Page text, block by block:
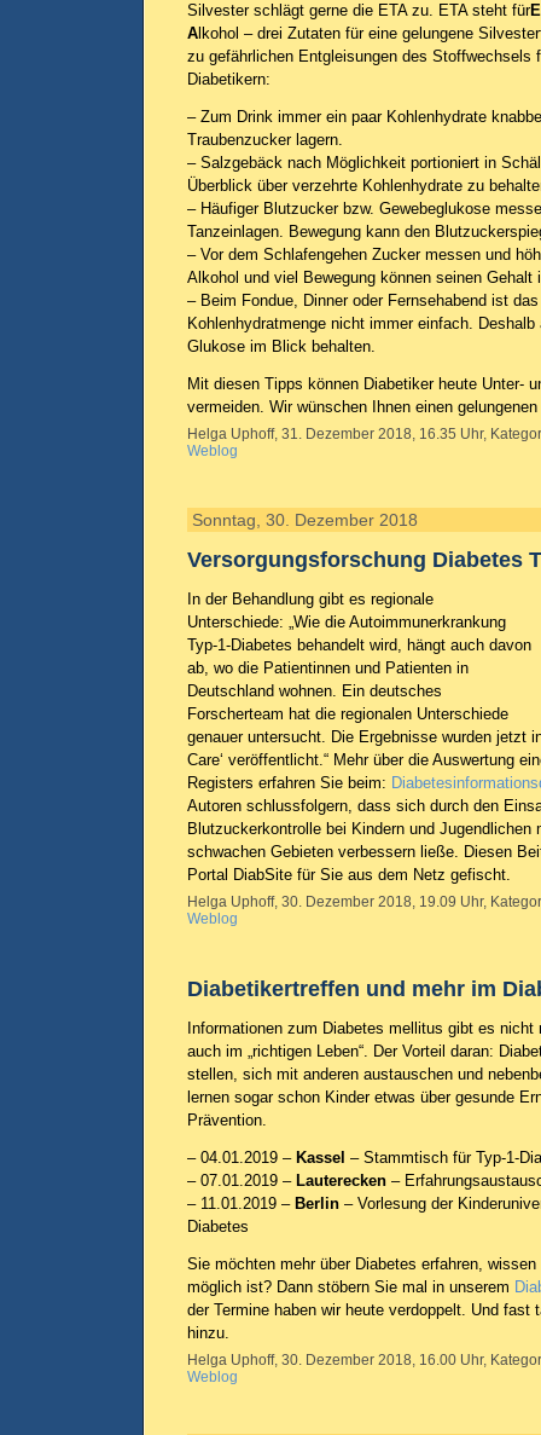
Silvester schlägt gerne die ETA zu. ETA steht fürE
A lkohol – drei Zutaten für eine gelungene
zu gefährlichen Entgleisungen des Stoffwechsels
Diabetikern:
– Zum Drink immer ein paar Kohlenhydrate
Traubenzucker lagern.
– Salzgebäck nach Möglichkeit portioniert in
Überblick über verzehrte Kohlenhydrate zu
– Häufiger Blutzucker bzw. Gewebeglukose
Tanzeinlagen. Bewegung kann den
– Vor dem Schlafengehen Zucker messen und
Alkohol und viel Bewegung können seinen
– Beim Fondue, Dinner oder Fernsehabend ist
Kohlenhydratmenge nicht immer einfach.
Glukose im Blick behalten.
Mit diesen Tipps können Diabetiker heute Unter-
vermeiden. Wir wünschen Ihnen einen
Helga Uphoff, 31. Dezember 2018, 16.35 Uhr,
Weblog
Sonntag, 30. Dezember 2018
Versorgungsforschung Diabetes
In der Behandlung gibt es regionale
Unterschiede: „Wie die Autoimmunerkrankung
Typ-1-Diabetes behandelt wird, hängt auch davon
ab, wo die Patientinnen und Patienten in
Deutschland wohnen. Ein deutsches
Forscherteam hat die regionalen Unterschiede
genauer untersucht. Die Ergebnisse wurden jetzt
Care‘ veröffentlicht.“ Mehr über die Auswertung
Registers erfahren Sie beim:
Autoren schlussfolgern, dass sich durch den
Blutzuckerkontrolle bei Kindern und Jugendlichen
schwachen Gebieten verbessern ließe. Diesen
Portal DiabSite für Sie aus dem Netz gefischt.
Helga Uphoff, 30. Dezember 2018, 19.09 Uhr,
Weblog
Diabetikertreffen und mehr im
Informationen zum Diabetes mellitus gibt es nicht
auch im „richtigen Leben“. Der Vorteil daran:
stellen, sich mit anderen austauschen und
lernen sogar schon Kinder etwas über gesunde
Prävention.
– 04.01.2019 – Kassel – Stammtisch für Typ-1-
– 07.01.2019 – Lauterecken –
– 11.01.2019 – Berlin – Vorlesung der
Diabetes
Sie möchten mehr über Diabetes erfahren,
möglich ist? Dann stöbern Sie mal in unserem
der Termine haben wir heute verdoppelt. Und fast
hinzu.
Helga Uphoff, 30. Dezember 2018, 16.00 Uhr,
Weblog